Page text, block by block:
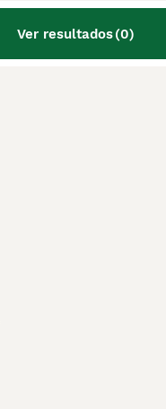
Ver resultados(0)